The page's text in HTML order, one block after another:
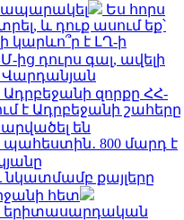
Ես հորս
և դուք ասում եք՝
կարևո՞ր է ԼՂ-ի
դուրս գալ, ավելի
Վարդանյան
զորքը ՀՀ-
է Ադրբեջանի շահերը
են
պահեստին․ 800 մարդ է
նկատմամբ քայլերը
հետ
երիտասարդական